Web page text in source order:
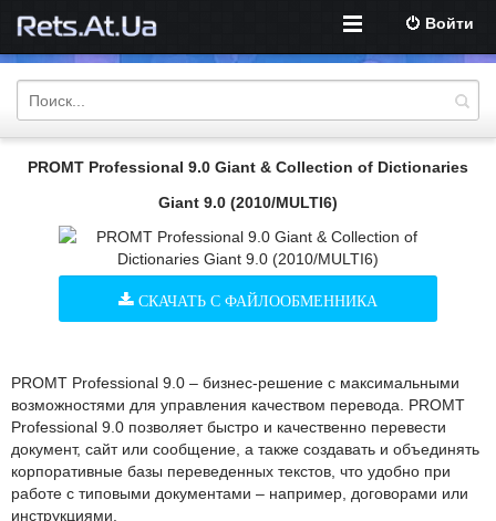
Войти
PROMT Professional 9.0 Giant & Collection of Dictionaries
Giant 9.0 (2010/MULTI6)
СКАЧАТЬ С ФАЙЛООБМЕННИКА
PROMT Professional 9.0 – бизнес-решение с максимальными
возможностями для управления качеством перевода. PROMT
Professional 9.0 позволяет быстро и качественно перевести
документ, сайт или сообщение, а также создавать и объединять
корпоративные базы переведенных текстов, что удобно при
работе с типовыми документами – например, договорами или
инструкциями.